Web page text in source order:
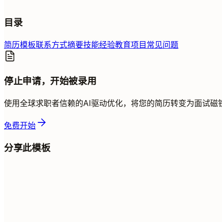
目录
简历模板联系方式摘要技能经验教育项目常见问题
停止申请，开始被录用
使用全球求职者信赖的AI驱动优化，将您的简历转变为面试磁
免费开始
分享此模板